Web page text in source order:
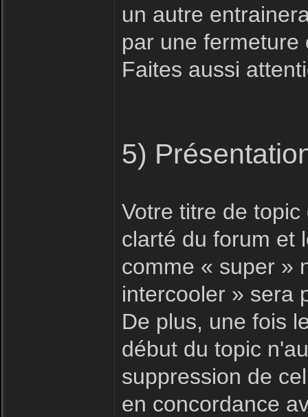
un autre
par une
Faites aussi
5)
Votre titre de
clarté du forum et
comme « super »
intercooler » sera
De plus, une fois
début du topic
suppression de
en concordance